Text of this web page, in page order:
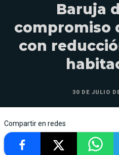
Baruja
compromiso
con
30 DE JULIO
Compartir en redes